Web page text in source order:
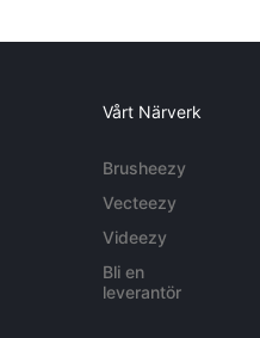
Vårt Närverk
Brusheezy
Vecteezy
Videezy
Bli en
leverantör